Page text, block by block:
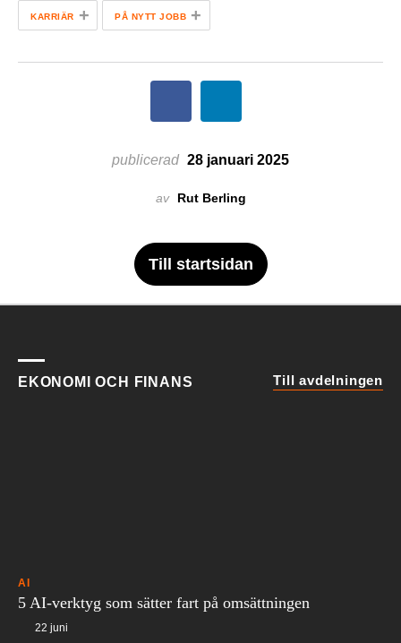
KARRIÄR + PÅ NYTT JOBB +
publicerad 28 januari 2025
av Rut Berling
Till startsidan
EKONOMI OCH FINANS Till avdelningen
AI
5 AI-verktyg som sätter fart på omsättningen
22 juni